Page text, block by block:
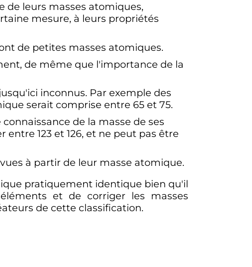
de leurs masses atomiques,
mesure, à leurs propriétés
de petites masses atomiques.
de même que l'importance de la
inconnus. Par exemple des
serait comprise entre 65 et 75.
de la masse de ses
entre 123 et 126, et ne peut pas être
à partir de leur masse atomique.
pratiquement identique bien qu'il
et de corriger les masses
de cette classification.